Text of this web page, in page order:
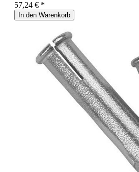
57,24 € *
In den Warenkorb